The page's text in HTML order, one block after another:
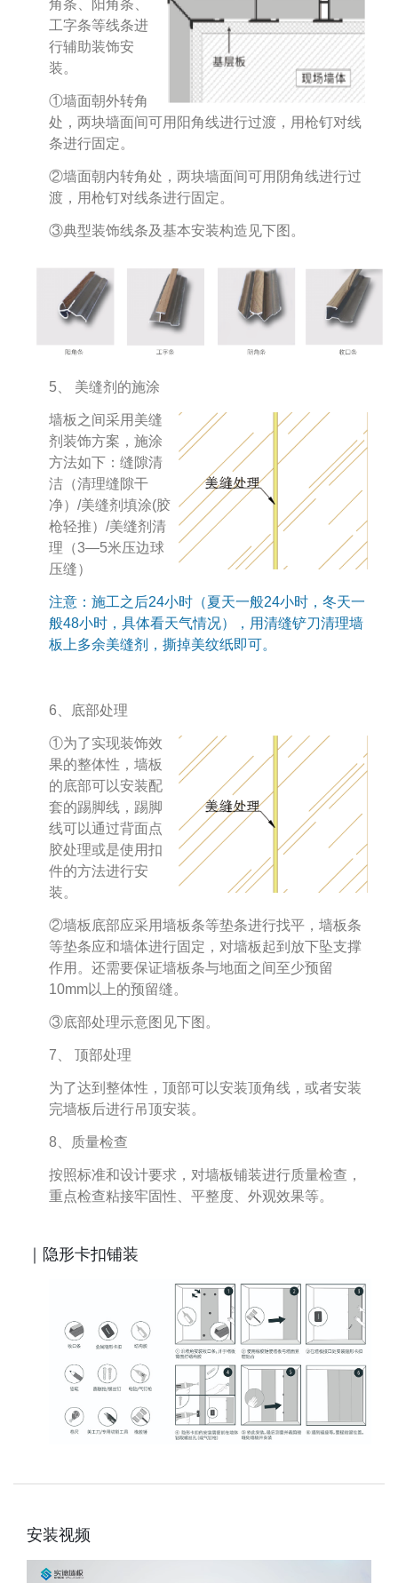
角条、阳角条、
工字条等线条进
行辅助装饰安
装。
①墙面朝外转角
处，两块墙面间可用阳角线进行过渡，用枪钉对线
条进行固定。
②墙面朝内转角处，两块墙面间可用阴角线进行过
渡，用枪钉对线条进行固定。
③典型装饰线条及基本安装构造见下图。
5、 美缝剂的施涂
墙板之间采用美缝
剂装饰方案，施涂
方法如下：缝隙清
洁（清理缝隙干
净）/美缝剂填涂(胶
枪轻推）/美缝剂清
理（3—5米压边球
压缝）
注意：施工之后24小时（夏天一般24小时，冬天一
般48小时，具体看天气情况），用清缝铲刀清理墙
板上多余美缝剂，撕掉美纹纸即可。
6、底部处理
①为了实现装饰效
果的整体性，墙板
的底部可以安装配
套的踢脚线，踢脚
线可以通过背面点
胶处理或是使用扣
件的方法进行安
装。
②墙板底部应采用墙板条等垫条进行找平，墙板条
等垫条应和墙体进行固定，对墙板起到放下坠支撑
作用。还需要保证墙板条与地面之间至少预留
10mm以上的预留缝。
③底部处理示意图见下图。
7、 顶部处理
为了达到整体性，顶部可以安装顶角线，或者安装
完墙板后进行吊顶安装。
8、质量检查
按照标准和设计要求，对墙板铺装进行质量检查，
重点检查粘接牢固性、平整度、外观效果等。
｜隐形卡扣铺装
安装视频